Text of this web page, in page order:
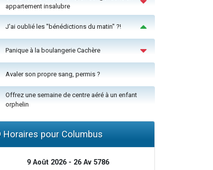
appartement insalubre
J'ai oublié les "bénédictions du matin" ?!
Panique à la boulangerie Cachère
Avaler son propre sang, permis ?
Offrez une semaine de centre aéré à un enfant
orphelin
Horaires pour Columbus
9 Août 2026 - 26 Av 5786